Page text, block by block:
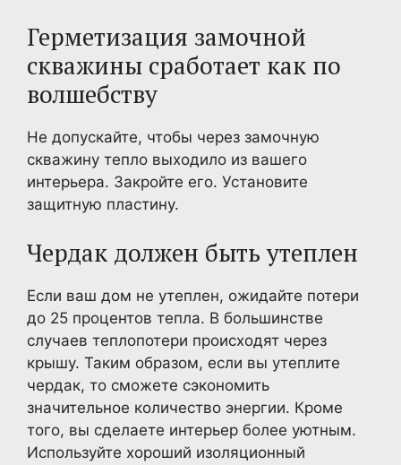
Герметизация замочной
скважины сработает как по
волшебству
Не допускайте, чтобы через замочную
скважину тепло выходило из вашего
интерьера. Закройте его. Установите
защитную пластину.
Чердак должен быть утеплен
Если ваш дом не утеплен, ожидайте потери
до 25 процентов тепла. В большинстве
случаев теплопотери происходят через
крышу. Таким образом, если вы утеплите
чердак, то сможете сэкономить
значительное количество энергии. Кроме
того, вы сделаете интерьер более уютным.
Используйте хороший изоляционный